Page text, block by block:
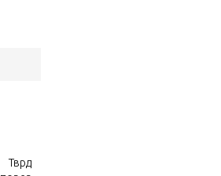
Тврд